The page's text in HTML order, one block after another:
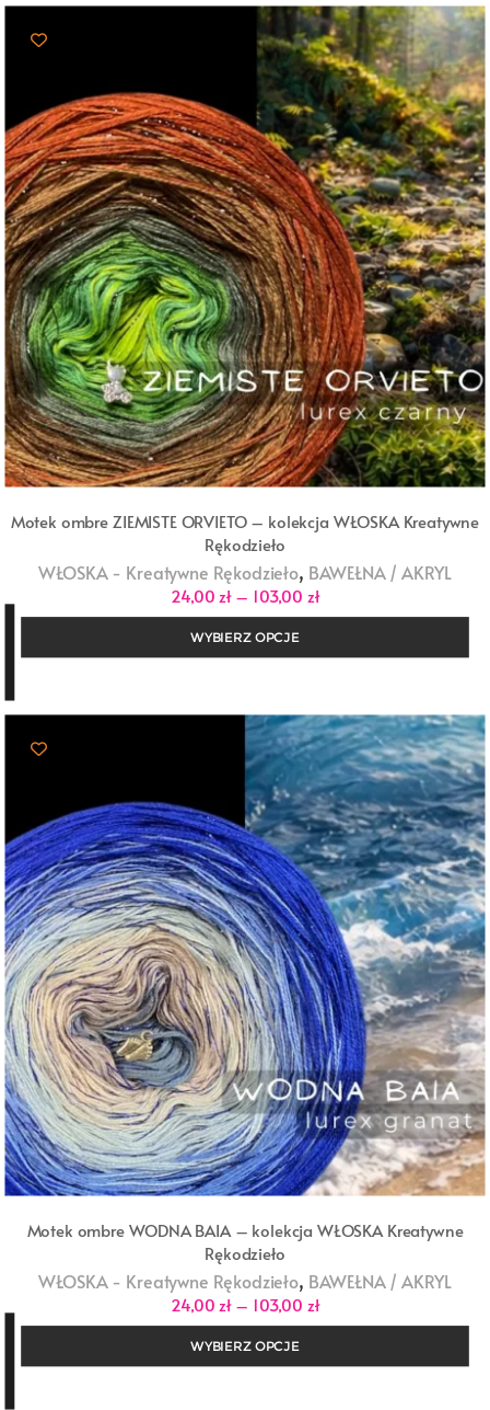
Motek ombre ZIEMISTE ORVIETO – kolekcja WŁOSKA Kreatywne
Rękodzieło
WŁOSKA - Kreatywne Rękodzieło, BAWEŁNA / AKRYL
24,00zł – 103,00 złZakres
cen:
do
WYBIERZ OPCJE
Motek ombre WODNA BAIA – kolekcja WŁOSKA Kreatywne
Rękodzieło
WŁOSKA - Kreatywne Rękodzieło, BAWEŁNA / AKRYL
24,00zł – 103,00 złZakres
cen:
do
WYBIERZ OPCJE